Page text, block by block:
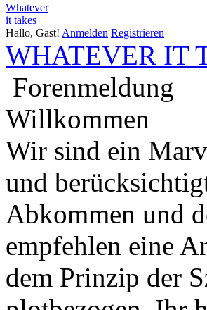
Whatever
it takes
Hallo, Gast! Anmelden Registrieren
WHATEVER IT
Forenmeldung
Willkommen
Wir sind ein
und
Abkommen und
empfehlen eine
dem Prinzip der